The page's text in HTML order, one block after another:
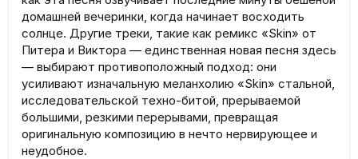
домашней вечеринки, когда начинает восходить
солнце. Другие треки, такие как ремикс «Skin» от
Питера и Виктора — единственная новая песня здесь
— выбирают противоположный подход: они
усиливают изначальную меланхолию «Skin» стальной,
исследовательской техно-битой, прерываемой
большими, резкими перерывами, превращая
оригинальную композицию в нечто нервирующее и
неудобное.